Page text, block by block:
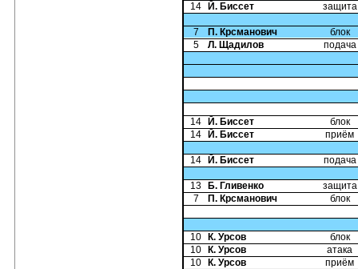
14 Й. Биссет защита
7 П. Крсманович
блок
5
Л. Щадилов подача
14 Й. Биссет
блок
14
Й. Биссет приём
14 Й. Биссет подача
13 Б. Гливенко
защита
7
П. Крсманович блок
10 К. Урсов
блок
10
К. Урсов
атака
10
К. Урсов
приём